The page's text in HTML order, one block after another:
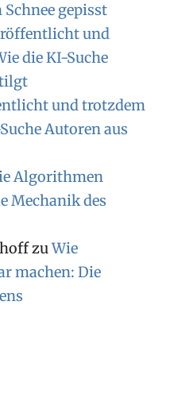
Schnee gepisst
und
die KI-Suche
tilgt
und trotzdem
Autoren aus
Algorithmen
Mechanik des
zuWie
machen: Die